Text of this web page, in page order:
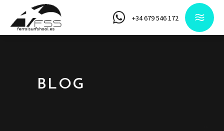
+34 679 546 172
BLOG